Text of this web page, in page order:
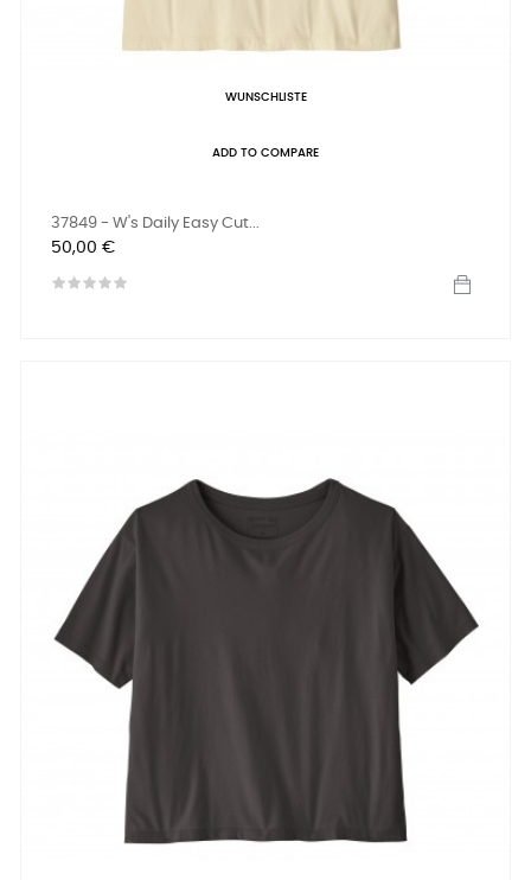
WUNSCHLISTE
ADD TO COMPARE
37849 - W's Daily Easy Cut...
Preis
50,00 €